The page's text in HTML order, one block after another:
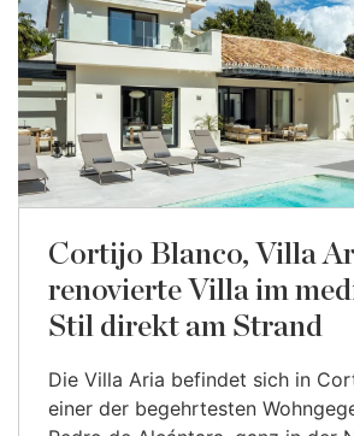
Cortijo Blanco, Villa
renovierte Villa im
Stil direkt am Strand
Die Villa Aria befindet sich in
einer der begehrtesten